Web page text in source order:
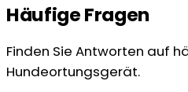
Häufige Fragen
Finden Sie Antworten auf
Hundeortungsgerät.